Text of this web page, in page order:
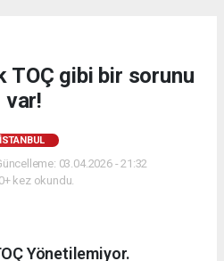
TOÇ gibi bir sorunu
var!
İSTANBUL
03.04.2026 - 21:32
kez okundu.
Yönetilemiyor.